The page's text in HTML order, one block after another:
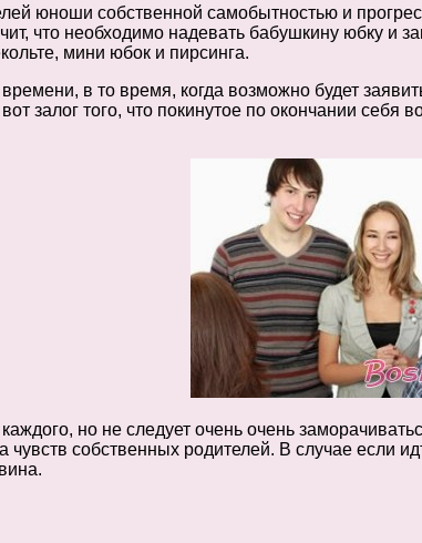
юноши собственной самобытностью и
что необходимо надевать бабушкину юбку и
мини юбок и пирсинга.
в то время, когда возможно будет
залог того, что покинутое по окончании
но не следует очень очень
чувств собственных родителей. В случае если